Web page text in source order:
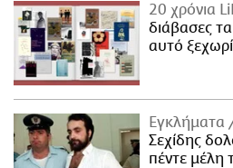
20 χρόνια
διάβασες
αυτό
Εγκλήματα
Σεχίδης
πέντε μέλη